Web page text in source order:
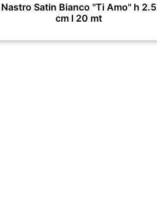
Nastro Satin Bianco "Ti Amo" h 2.5
cm l 20 mt